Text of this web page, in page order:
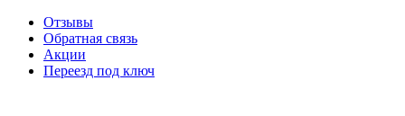
Отзывы
Обратная связь
Акции
Переезд под ключ